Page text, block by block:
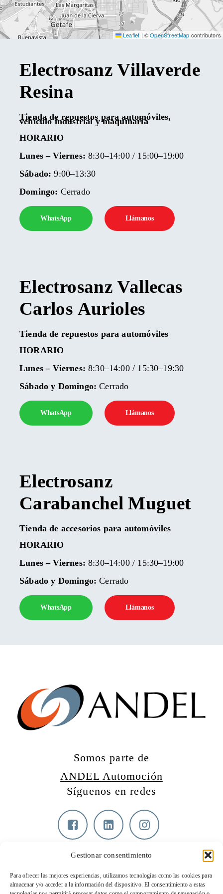
Gestionar consentimiento
Para ofrecer las mejores experiencias, utilizamos tecnologías como las cookies para
almacenar y/o acceder a la información del dispositivo. El consentimiento a estas
Leaflet | ©OpenStreetMap contributors
Electrosanz Villaverde
Resina
Tienda de repuestos para automóviles,
vehículo industrial y maquinaria
HORARIO
Lunes – Viernes: 8:30–14:00 / 15:00–19:00
Sábado:9:00–13:30
Domingo: Cerrado
WhatsApp Llámanos
Electrosanz Vallecas
Carlos Aurioles
Tienda de repuestos para automóviles
HORARIO
Lunes – Viernes: 8:30–14:00 / 15:30–19:30
Sábado y Domingo:Cerrado
WhatsApp Llámanos
Electrosanz
Carabanchel Muguet
Tienda de accesorios para automóviles
HORARIO
Lunes – Viernes: 8:30–14:00 / 15:30–19:00
Sábado y Domingo:Cerrado
WhatsApp Llámanos
Somos parte de
ANDEL Automoción
Síguenos en redes
T: 915 062 350